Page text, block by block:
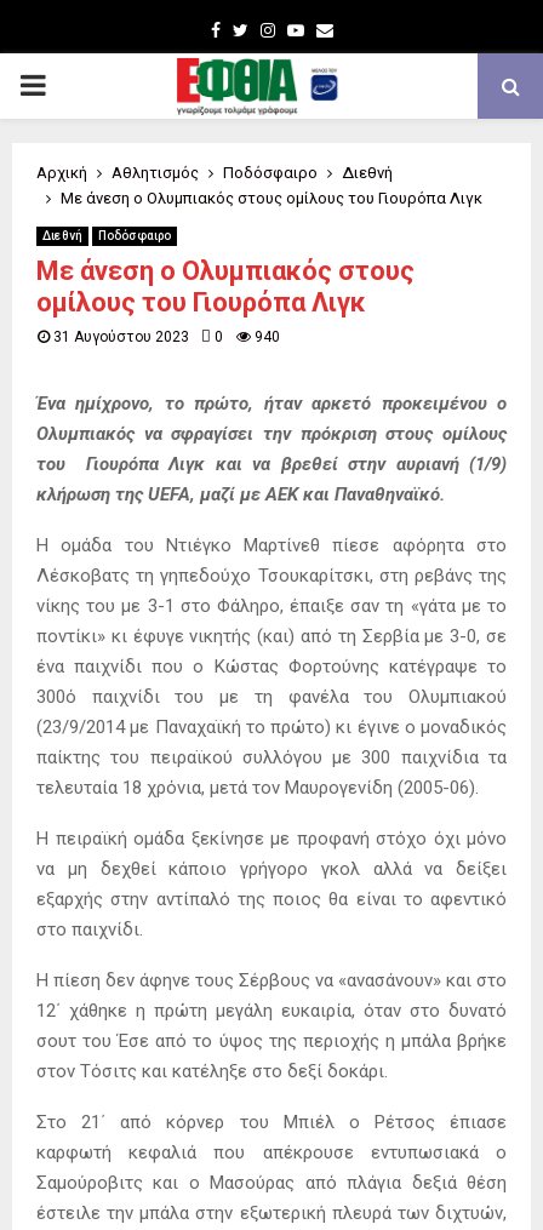
Facebook
TwitterInstagram
Youtube
Email
PRIMARY
Αρχική Αθλητισμός Ποδόσφαιρο
Διεθνή
Με άνεση ο Ολυμπιακός στους ομίλους του Γιουρόπα Λιγκ
Διεθνή Ποδόσφαιρο
Με άνεση ο Ολυμπιακός στους
ομίλους του Γιουρόπα Λιγκ
31 Αυγούστου 2023 0 940
Ένα ημίχρονο, το πρώτο, ήταν αρκετό προκειμένου ο
Ολυμπιακός να σφραγίσει την πρόκριση στους ομίλους
του Γιουρόπα Λιγκ και να βρεθεί στην αυριανή (1/9)
κλήρωση της UEFA, μαζί με ΑΕΚ και Παναθηναϊκό.
Η ομάδα του Ντιέγκο Μαρτίνεθ πίεσε αφόρητα στο
Λέσκοβατς τη γηπεδούχο Τσουκαρίτσκι, στη ρεβάνς της
νίκης του με 3-1 στο Φάληρο, έπαιξε σαν τη «γάτα με το
ποντίκι» κι έφυγε νικητής (και) από τη Σερβία με 3-0, σε
ένα παιχνίδι που ο Κώστας Φορτούνης κατέγραψε το
300ό παιχνίδι του με τη φανέλα του Ολυμπιακού
(23/9/2014 με Παναχαϊκή το πρώτο) κι έγινε ο μοναδικός
παίκτης του πειραϊκού συλλόγου με 300 παιχνίδια τα
τελευταία 18 χρόνια, μετά τον Μαυρογενίδη (2005-06).
Η πειραϊκή ομάδα ξεκίνησε με προφανή στόχο όχι μόνο
να μη δεχθεί κάποιο γρήγορο γκολ αλλά να δείξει
εξαρχής στην αντίπαλό της ποιος θα είναι το αφεντικό
στο παιχνίδι.
Η πίεση δεν άφηνε τους Σέρβους να «ανασάνουν» και στο
12΄ χάθηκε η πρώτη μεγάλη ευκαιρία, όταν στο δυνατό
σουτ του Έσε από το ύψος της περιοχής η μπάλα βρήκε
στον Τόσιτς και κατέληξε στο δεξί δοκάρι.
Στο 21΄ από κόρνερ του Μπιέλ ο Ρέτσος έπιασε
καρφωτή κεφαλιά που απέκρουσε εντυπωσιακά ο
Σαμούροβιτς και ο Μασούρας από πλάγια δεξιά θέση
έστειλε την μπάλα στην εξωτερική πλευρά των διχτυών,